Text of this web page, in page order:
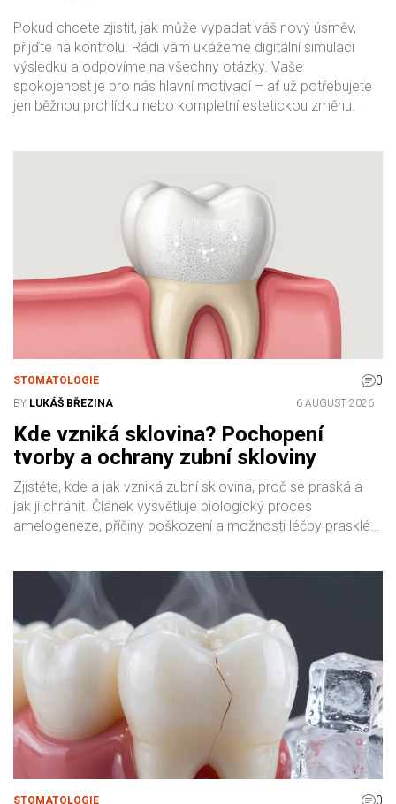
Pokud chcete zjistit, jak může vypadat váš nový úsměv,
přijďte na kontrolu. Rádi vám ukážeme digitální simulaci
výsledku a odpovíme na všechny otázky. Vaše
spokojenost je pro nás hlavní motivací – ať už potřebujete
jen běžnou prohlídku nebo kompletní estetickou změnu.
STOMATOLOGIE 0
BY LUKÁŠ BŘEZINA 6 AUGUST 2026
Kde vzniká sklovina? Pochopení
tvorby a ochrany zubní skloviny
Zjistěte, kde a jak vzniká zubní sklovina, proč se praská a
jak ji chránit. Článek vysvětluje biologický proces
amelogeneze, příčiny poškození a možnosti léčby prasklé
STOMATOLOGIE 0